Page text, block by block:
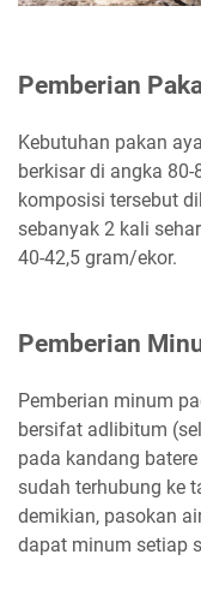
Pemberian
Kebutuhan pakan
berkisar di angka
komposisi tersebut
sebanyak 2 kali
40-42,5 gram/ekor.
Pemberian
Pemberian minum
bersifat adlibitum
pada kandang
sudah terhubung ke
demikian, pasokan
dapat minum setiap